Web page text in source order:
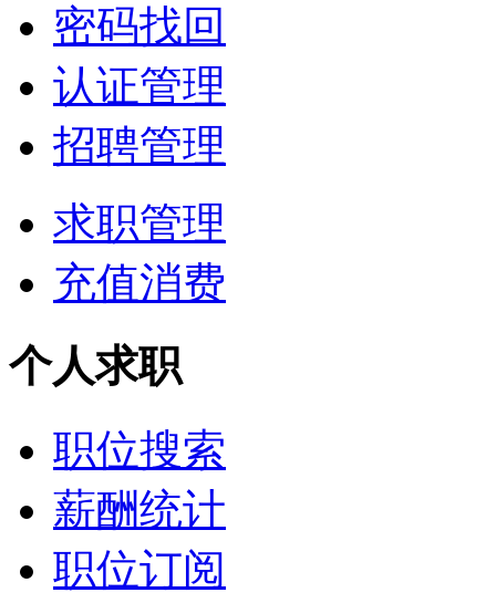
密码找回
认证管理
招聘管理
求职管理
充值消费
个人求职
职位搜索
薪酬统计
职位订阅